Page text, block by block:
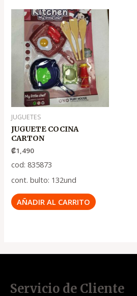
JUGUETES
JUGUETE COCINA
CARTON
₡1,490
cod: 835873
cont. bulto: 132und
AÑADIR AL CARRITO
Servicio de Cliente